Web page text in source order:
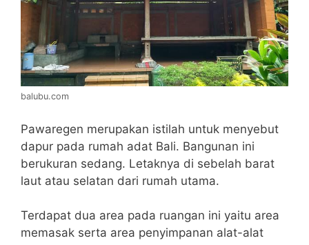
balubu.com
Pawaregen merupakan istilah untuk menyebut
dapur pada rumah adat Bali. Bangunan ini
berukuran sedang. Letaknya di sebelah barat
laut atau selatan dari rumah utama.
Terdapat dua area pada ruangan ini yaitu area
memasak serta area penyimpanan alat-alat